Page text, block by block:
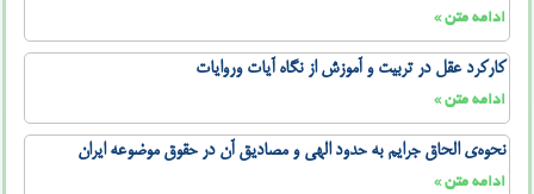
ادامه متن »
کارکرد عقل در تربیت و آموزش از نگاه آیات وروایات
ادامه متن »
نحوه‌ی الحاق جرایم به حدود الهی و مصادیق آن در حقوق موضوعه ایران
ادامه متن »